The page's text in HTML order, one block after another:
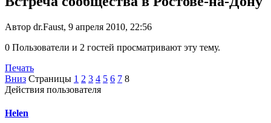
Автор dr.Faust, 9 апреля 2010, 22:56
0 Пользователи и 2 гостей просматривают эту тему.
Печать
Вниз Страницы 1 2 3 4 5 6 7 8
Действия пользователя
Helen